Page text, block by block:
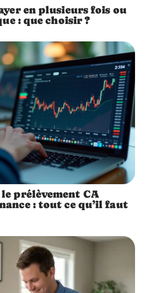
en plusieurs fois ou
: que choisir ?
prélèvement CA
: tout ce qu’il faut